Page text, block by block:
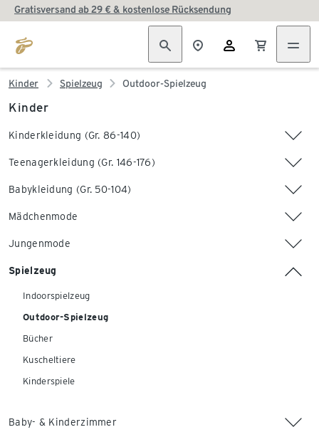
Gratisversand ab 29 € & kostenlose Rücksendung
Kinder Spielzeug Outdoor-Spielzeug
Kinder
Kinderkleidung (Gr. 86-140)
Teenagerkleidung (Gr. 146-176)
Babykleidung (Gr. 50-104)
Mädchenmode
Jungenmode
Spielzeug
Indoorspielzeug
Outdoor-Spielzeug
Bücher
Kuscheltiere
Kinderspiele
Baby- & Kinderzimmer